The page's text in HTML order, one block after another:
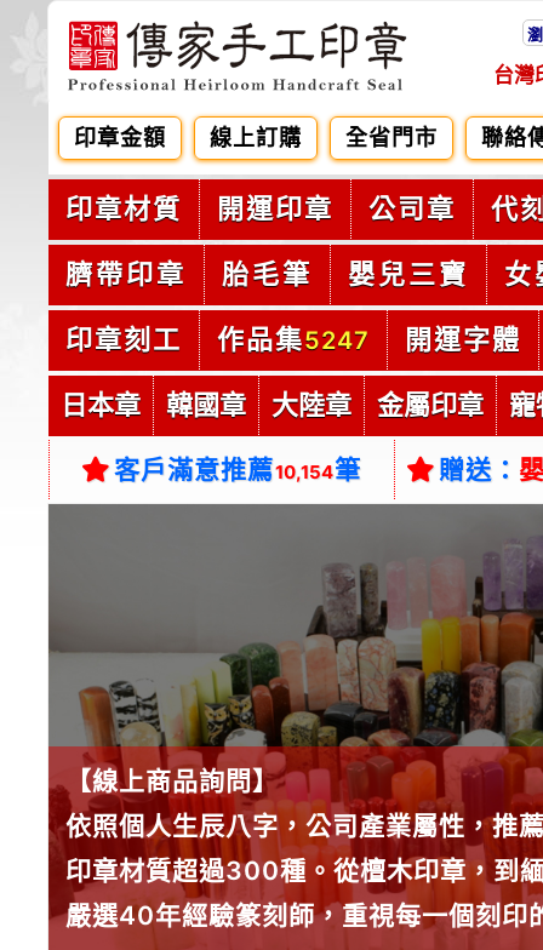
台灣
印章金額 線上訂購 全省門市 聯絡
印章材質 開運印章 公司章 代
臍帶印章 胎毛筆 嬰兒三寶 女
印章刻工 作品集5247 開運字體
日本章 韓國章 大陸章 金屬印章 寵
客戶滿意推薦10,154筆 贈送：
【線上商品詢問】
依照個人生辰八字，公司產業屬性，推
印章材質超過300種。從檀木印章，到
嚴選40年經驗篆刻師，重視每一個刻印